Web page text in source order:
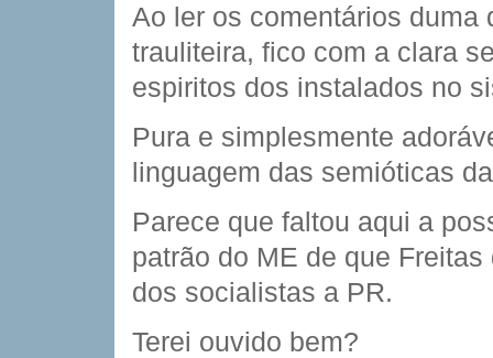
Ao ler os comentários
trauliteira, fico com a clara
espiritos dos instalados no
Pura e simplesmente
linguagem das semióticas
Parece que faltou aqui a
patrão do ME de que
dos socialistas a PR.
Terei ouvido bem?